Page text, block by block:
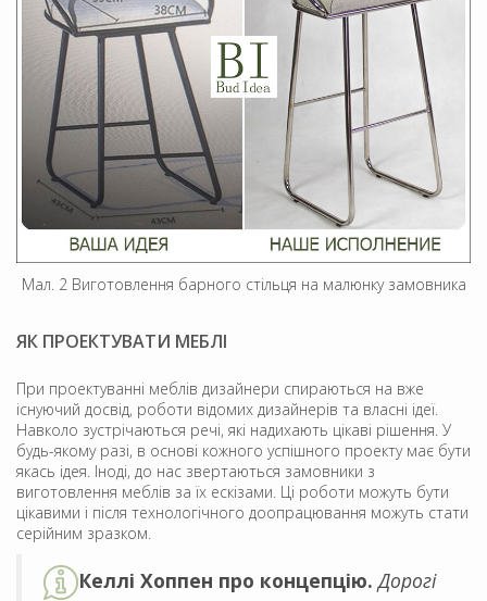
Мал. 2 Виготовлення барного стільця на малюнку замовника
ЯК ПРОЕКТУВАТИ МЕБЛІ
При проектуванні меблів дизайнери спираються на вже
існуючий досвід, роботи відомих дизайнерів та власні ідеї.
Навколо зустрічаються речі, які надихають цікаві рішення. У
будь-якому разі, в основі кожного успішного проекту має бути
якась ідея. Іноді, до нас звертаються замовники з
виготовлення меблів за їх ескізами. Ці роботи можуть бути
цікавими і після технологічного доопрацювання можуть стати
серійним зразком.
Келлі Хоппен про концепцію. Дорогі